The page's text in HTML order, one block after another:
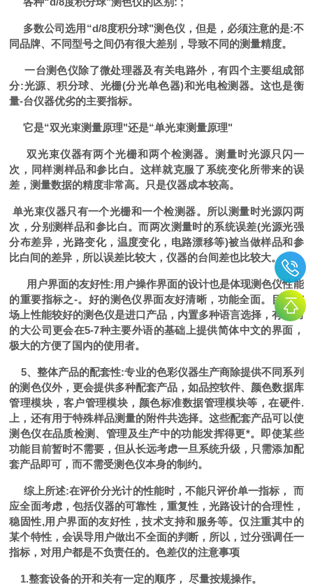
多数公司选用 “d/8度积分球"测色仪，但是，必须注意的是:不
同品牌、不同型号之间仍有很大差别，导致不同的测量精度。
一台测色仪除了微处理器及有关电路外，有四个主要组成部
分:光源、积分球、光栅(分光单色器)和光电检测器。这也是衡
量-台仪器优劣的主要指标。
它是“双光束测量原理"还是“单光束测量原理"
双光束仪器有两个光栅和两个检测器。测量时光源只闪一
次，同样测样品和参比白。这样就克服了系统变化所带来的误
差，测量数据的精度非常高。只是仪器成本较高。
单光束仪器只有一个光栅和一个检测器。所以测量时光源闪两
次，分别测样品和参比白。而两次测量时的系统误差(光源光强
分布差异，光路变化，温度变化，电路漂移等)被当做样品和参
比白间的差异，所以误差比较大，仪器的台间差也比较大。
用户界面的友好性:用户操作界面的设计也是体现测色仪性能
的重要指标之-。好的测色仪界面友好清晰，功能全面。目前市
场上性能较好的测色仪是进口产品，内置多种语言选择，有实力
的大公司更会在5-7种主要外语的基础上提供简体中文的界面，
极大的方便了国内的使用者。
5、整体产品的配套性:专业的色彩仪器生产商除提供不同系列
的测色仪外，更会提供多种配套产品，如品控软件、颜色数据库
管理模块，客户管理模块，颜色标准数据管理模块等，在硬件.
上，还有用于特殊样品测量的附件共选择。这些配套产品可以使
测色仪在品质检测、管理及生产中的功能发挥得更*。即使某些
功能目前暂时不需要，但从长远考虑一旦系统升级，只需添加配
套产品即可，而不需受测色仪本身的制约。
综上所述:在评价分光计的性能时，不能只评价单一指标， 而
应全面考虑，包括仪器的可靠性，重复性，光路设计的合理性，
稳固性,用户界面的友好性，技术支持和服务等。仅注重其中的
某个特性，会误导用户做出不全面的判断，所以，过分强调任一
指标，对用户都是不负责任的。色差仪的注意事项
1.整套设备的开和关有一定的顺序， 尽量按规操作。